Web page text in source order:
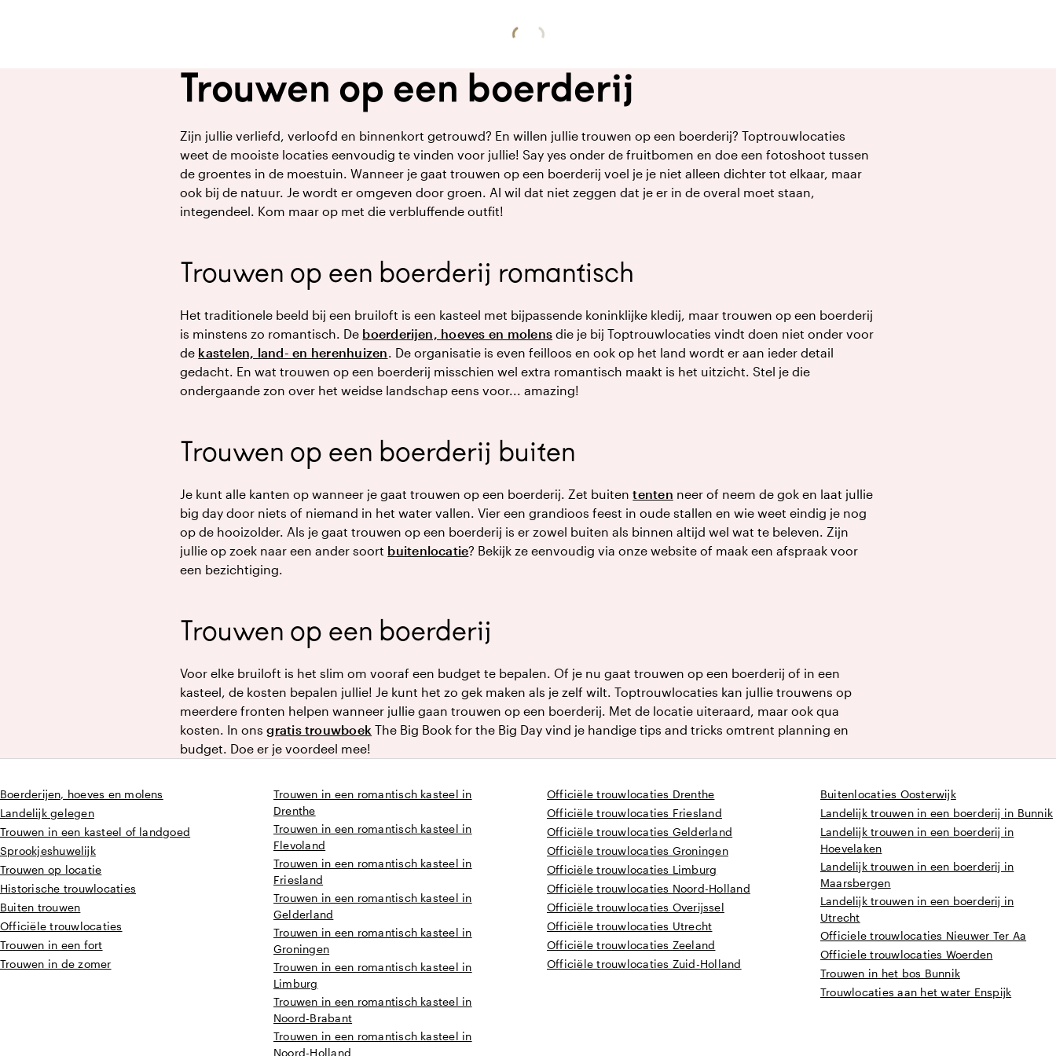
Trouwen op een boerderij
Zijn jullie verliefd, verloofd en binnenkort getrouwd? En willen jullie trouwen op een boerderij? Toptrouwlocaties
weet de mooiste locaties eenvoudig te vinden voor jullie! Say yes onder de fruitbomen en doe een fotoshoot tussen
de groentes in de moestuin. Wanneer je gaat trouwen op een boerderij voel je je niet alleen dichter tot elkaar, maar
ook bij de natuur. Je wordt er omgeven door groen. Al wil dat niet zeggen dat je er in de overal moet staan,
integendeel. Kom maar op met die verbluffende outfit!
Trouwen op een boerderij romantisch
Het traditionele beeld bij een bruiloft is een kasteel met bijpassende koninklijke kledij, maar trouwen op een boerderij
is minstens zo romantisch. De boerderijen, hoeves en molens die je bij Toptrouwlocaties vindt doen niet onder voor
de kastelen, land- en herenhuizen. De organisatie is even feilloos en ook op het land wordt er aan ieder detail
gedacht. En wat trouwen op een boerderij misschien wel extra romantisch maakt is het uitzicht. Stel je die
ondergaande zon over het weidse landschap eens voor... amazing!
Trouwen op een boerderij buiten
Je kunt alle kanten op wanneer je gaat trouwen op een boerderij. Zet buitententen neer of neem de gok en laat jullie
big day door niets of niemand in het water vallen. Vier een grandioos feest in oude stallen en wie weet eindig je nog
op de hooizolder. Als je gaat trouwen op een boerderij is er zowel buiten als binnen altijd wel wat te beleven. Zijn
jullie op zoek naar een ander soort buitenlocatie? Bekijk ze eenvoudig via onze website of maak een afspraak voor
een bezichtiging.
Trouwen op een boerderij
Voor elke bruiloft is het slim om vooraf een budget te bepalen. Of je nu gaat trouwen op een boerderij of in een
kasteel, de kosten bepalen jullie! Je kunt het zo gek maken als je zelf wilt. Toptrouwlocaties kan jullie trouwens op
meerdere fronten helpen wanneer jullie gaan trouwen op een boerderij. Met de locatie uiteraard, maar ook qua
kosten. In onsgratis trouwboek The Big Book for the Big Day vind je handige tips and tricks omtrent planning en
budget. Doe er je voordeel mee!
Boerderijen, hoeves en molens
Landelijk gelegen
Trouwen in een kasteel of landgoed
Sprookjeshuwelijk
Trouwen op locatie
Historische trouwlocaties
Buiten trouwen
Officiële trouwlocaties
Trouwen in een fort
Trouwen in de zomer
Trouwen in een romantisch kasteel in
Drenthe
Trouwen in een romantisch kasteel in
Flevoland
Trouwen in een romantisch kasteel in
Friesland
Trouwen in een romantisch kasteel in
Gelderland
Trouwen in een romantisch kasteel in
Groningen
Trouwen in een romantisch kasteel in
Limburg
Trouwen in een romantisch kasteel in
Noord-Brabant
Trouwen in een romantisch kasteel in
Noord-Holland
Officiële trouwlocaties Drenthe
Officiële trouwlocaties Friesland
Officiële trouwlocaties Gelderland
Officiële trouwlocaties Groningen
Officiële trouwlocaties Limburg
Officiële trouwlocaties Noord-Holland
Officiële trouwlocaties Overijssel
Officiële trouwlocaties Utrecht
Officiële trouwlocaties Zeeland
Officiële trouwlocaties Zuid-Holland
Buitenlocaties Oosterwijk
Landelijk trouwen in een boerderij in Bunnik
Landelijk trouwen in een boerderij in
Hoevelaken
Landelijk trouwen in een boerderij in
Maarsbergen
Landelijk trouwen in een boerderij in
Utrecht
Officiele trouwlocaties Nieuwer Ter Aa
Officiele trouwlocaties Woerden
Trouwen in het bos Bunnik
Trouwlocaties aan het water Enspijk